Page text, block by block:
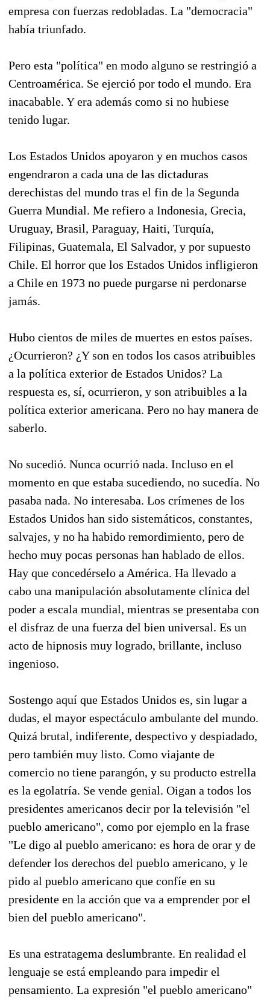
empresa con fuerzas redobladas. La "democracia"
había triunfado.
Pero esta "política" en modo alguno se restringió a
Centroamérica. Se ejerció por todo el mundo. Era
inacabable. Y era además como si no hubiese
tenido lugar.
Los Estados Unidos apoyaron y en muchos casos
engendraron a cada una de las dictaduras
derechistas del mundo tras el fin de la Segunda
Guerra Mundial. Me refiero a Indonesia, Grecia,
Uruguay, Brasil, Paraguay, Haiti, Turquía,
Filipinas, Guatemala, El Salvador, y por supuesto
Chile. El horror que los Estados Unidos infligieron
a Chile en 1973 no puede purgarse ni perdonarse
jamás.
Hubo cientos de miles de muertes en estos países.
¿Ocurrieron? ¿Y son en todos los casos atribuibles
a la política exterior de Estados Unidos? La
respuesta es, sí, ocurrieron, y son atribuibles a la
política exterior americana. Pero no hay manera de
saberlo.
No sucedió. Nunca ocurrió nada. Incluso en el
momento en que estaba sucediendo, no sucedía. No
pasaba nada. No interesaba. Los crímenes de los
Estados Unidos han sido sistemáticos, constantes,
salvajes, y no ha habido remordimiento, pero de
hecho muy pocas personas han hablado de ellos.
Hay que concedérselo a América. Ha llevado a
cabo una manipulación absolutamente clínica del
poder a escala mundial, mientras se presentaba con
el disfraz de una fuerza del bien universal. Es un
acto de hipnosis muy logrado, brillante, incluso
ingenioso.
Sostengo aquí que Estados Unidos es, sin lugar a
dudas, el mayor espectáculo ambulante del mundo.
Quizá brutal, indiferente, despectivo y despiadado,
pero también muy listo. Como viajante de
comercio no tiene parangón, y su producto estrella
es la egolatría. Se vende genial. Oigan a todos los
presidentes americanos decir por la televisión "el
pueblo americano", como por ejemplo en la frase
"Le digo al pueblo americano: es hora de orar y de
defender los derechos del pueblo americano, y le
pido al pueblo americano que confíe en su
presidente en la acción que va a emprender por el
bien del pueblo americano".
Es una estratagema deslumbrante. En realidad el
lenguaje se está empleando para impedir el
pensamiento. La expresión "el pueblo americano"